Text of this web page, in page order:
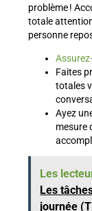
problème !
totale
personne
Faites
totales
Ayez
mesure
Les
Les
journée